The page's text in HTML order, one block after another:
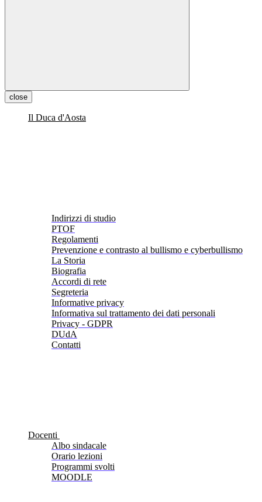
close
Il Duca d'Aosta
Indirizzi di studio
PTOF
Regolamenti
Prevenzione e contrasto al bullismo e cyberbullismo
La Storia
Biografia
Accordi di rete
Segreteria
Informative privacy
Informativa sul trattamento dei dati personali
Privacy - GDPR
DUdA
Contatti
Docenti
Albo sindacale
Orario lezioni
Programmi svolti
MOODLE